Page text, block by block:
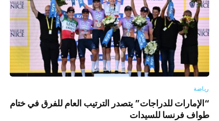
رياضة
“الإمارات للدراجات” يتصدر الترتيب العام للفرق في ختام
طواف فرنسا للسيدات